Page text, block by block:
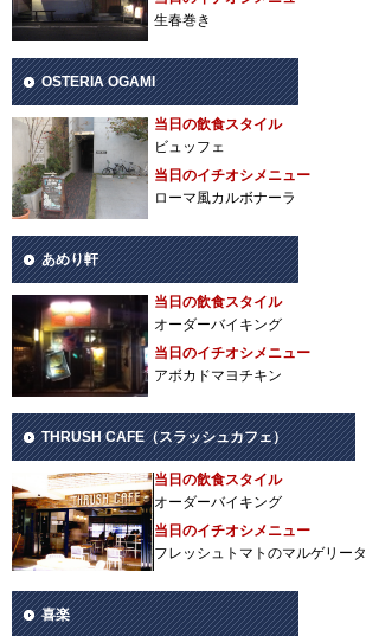
生春巻き
OSTERIA OGAMI
当日の飲食スタイル
ビュッフェ
当日のイチオシメニュー
ローマ風カルボナーラ
あめり軒
当日の飲食スタイル
オーダーバイキング
当日のイチオシメニュー
アボカドマヨチキン
THRUSH CAFE（スラッシュカフェ）
当日の飲食スタイル
オーダーバイキング
当日のイチオシメニュー
フレッシュトマトのマルゲリータ
喜楽